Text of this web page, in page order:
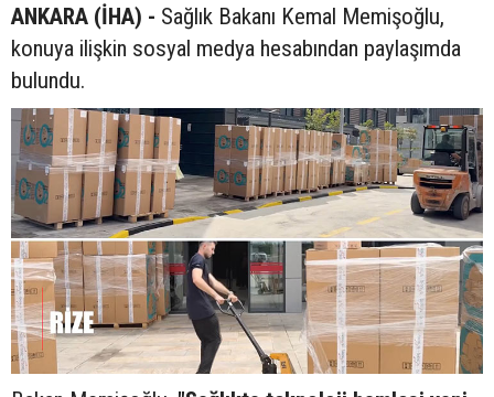
ANKARA (İHA) - Sağlık Bakanı Kemal Memişoğlu,
konuya ilişkin sosyal medya hesabından paylaşımda
bulundu.